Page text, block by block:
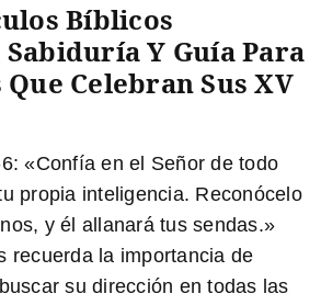
Bíblicos
Y Guía Para
Que Celebran Sus XV
6:«Confía en el Señor de todo
propia inteligencia. Reconócelo
y él allanará tus sendas.»
recuerda la importancia de
su dirección en todas las